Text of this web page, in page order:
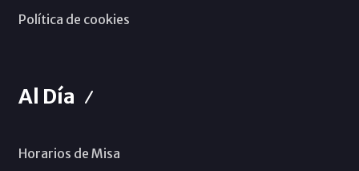
Política de cookies
Al Día
Horarios de Misa